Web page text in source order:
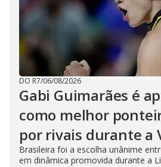
DO R7/06/08/2026
Gabi Guimarães é
como melhor
por rivais durante a
Brasileira foi a escolha unânime
em dinâmica promovida durante a